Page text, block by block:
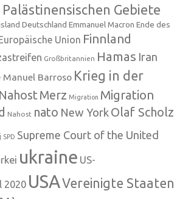
Palästinensischen Gebiete
Deutschland Emmanuel Macron Ende des
Union Finnland
Großbritannien Hamas Iran
Manuel Barroso Krieg in der
Merz Migration Migration
Nahost nato New YorkOlaf Scholz
SPD Supreme Court of the United
ukraine US-
2020 USAVereinigte Staaten